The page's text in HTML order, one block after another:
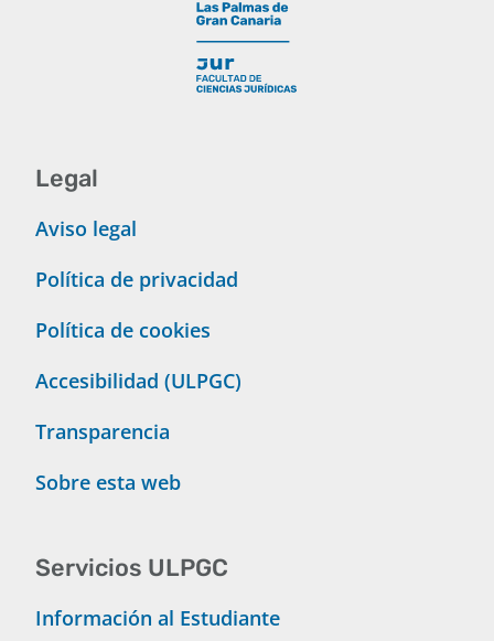
Legal
Aviso legal
Política de privacidad
Política de cookies
Accesibilidad (ULPGC)
Transparencia
Sobre esta web
Servicios ULPGC
Información al Estudiante